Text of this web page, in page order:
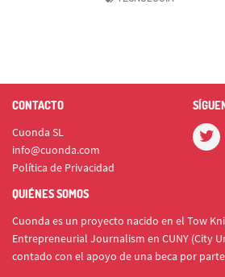
CONTACTO
Cuonda SL
info@cuonda.com
Política de Privacidad
QUIÉNES SOMOS
Cuonda es un proyecto nacido en el Tow
Entrepreneurial Journalism en CUNY (City
contado con el apoyo de una beca por